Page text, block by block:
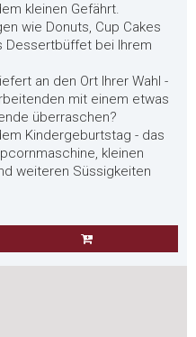
kleinen Gefährt.
wie Donuts, Cup Cakes
Dessertbüffet bei Ihrem
an den Ort Ihrer Wahl -
mit einem etwas
überraschen?
Kindergeburtstag - das
kleinen
weiteren Süssigkeiten